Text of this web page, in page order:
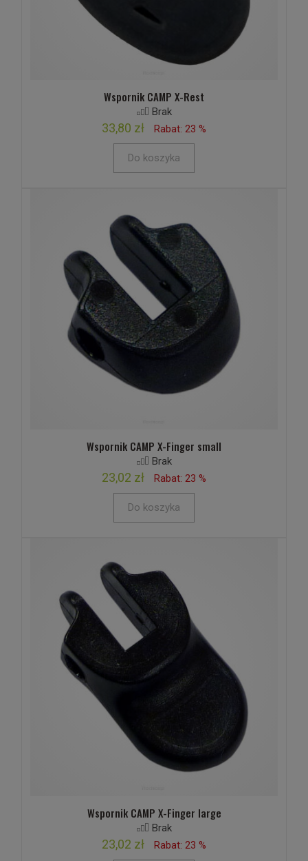
Wspornik CAMP X-Rest
Brak
33,80 zł Rabat: 23 %
Do koszyka
Wspornik CAMP X-Finger small
Brak
23,02 zł Rabat: 23 %
Do koszyka
Wspornik CAMP X-Finger large
Brak
23,02 zł Rabat: 23 %